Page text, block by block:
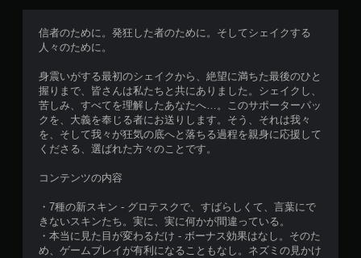
信者のために。発狂した者のために。そしてシェイクする
人々のために。
身震いがする最初のシェイクから、絶望に満ちた最後のひと
握りまで、皆さんは私たちと共にありました。シェイクし、
苦しみ、すべてを理解したあなたへ…。このサポーターパッ
クを、大義を奉じる者にお送りします。そう、それは我々
を、そして我々が狂気の底へと落ちる過程を親身に応援して
くださる、選ばれた方々のことです。
コンテンツの内容
・7種の新スキン - グロテスクで、すばらしくて、言葉にで
きないスキンたち。実に、実に何かが間違っている。
・本当に見た目が変わるだけ - ボーナス効果はなし。そのた
め、ゲームプレイが有利になることもなし。ネズミの見かけ